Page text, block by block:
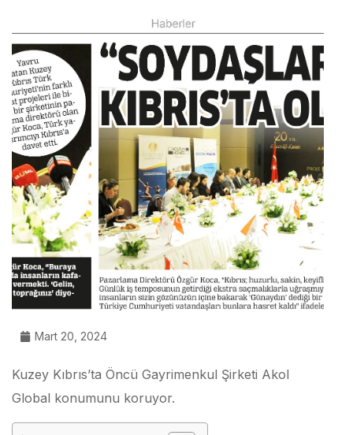
Mart 20, 2024
Kuzey Kıbrıs’ta Öncü Gayrimenkul Şirketi Akol
Global konumunu koruyor.